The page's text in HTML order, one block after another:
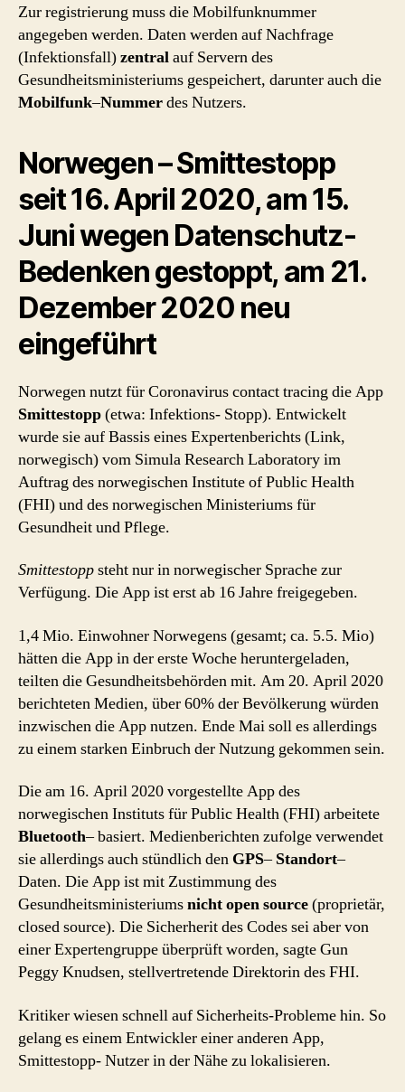
Zur registrierung muss die Mobilfunknummer
angegeben werden. Daten werden auf Nachfrage
(Infektionsfall)zentralauf Servern des
Gesundheitsministeriums gespeichert, darunter auch die
Mobilfunk–Nummerdes Nutzers.
Norwegen – Smittestopp
seit 16. April 2020, am 15.
Juni wegen Datenschutz-
Bedenken gestoppt, am 21.
Dezember 2020 neu
eingeführt
Norwegen nutzt für Coronavirus contact tracing die App
Smittestopp(etwa: Infektions- Stopp). Entwickelt
wurde sie auf Bassis eines Expertenberichts (Link,
norwegisch) vom Simula Research Laboratory im
Auftrag des norwegischen Institute of Public Health
(FHI) und des norwegischen Ministeriums für
Gesundheit und Pflege.
Smittestoppsteht nur in norwegischer Sprache zur
Verfügung. Die App ist erst ab 16 Jahre freigegeben.
1,4 Mio. Einwohner Norwegens (gesamt; ca. 5.5. Mio)
hätten die App in der erste Woche heruntergeladen,
teilten die Gesundheitsbehörden mit. Am 20. April 2020
berichteten Medien, über 60% der Bevölkerung würden
inzwischen die App nutzen. Ende Mai soll es allerdings
zu einem starken Einbruch der Nutzung gekommen sein.
Die am 16. April 2020 vorgestellte App des
norwegischen Instituts für Public Health (FHI) arbeitete
Bluetooth– basiert. Medienberichten zufolge verwendet
sie allerdings auch stündlich den GPS–Standort–
Daten. Die App ist mit Zustimmung des
Gesundheitsministeriumsnicht open source(proprietär,
closed source). Die Sicherherit des Codes sei aber von
einer Expertengruppe überprüft worden, sagte Gun
Peggy Knudsen, stellvertretende Direktorin des FHI.
Kritiker wiesen schnell auf Sicherheits-Probleme hin. So
gelang es einem Entwickler einer anderen App,
Smittestopp- Nutzer in der Nähe zu lokalisieren.